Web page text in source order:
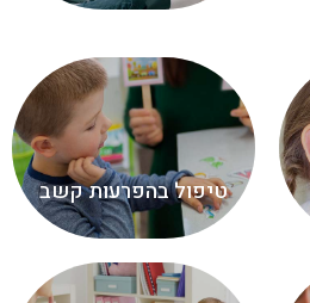
טיפול בהפרעות קשב